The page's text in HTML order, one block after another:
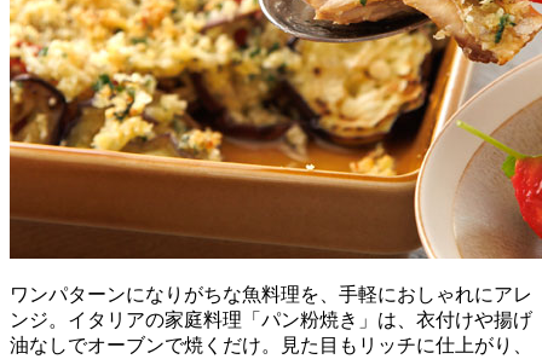
ワンパターンになりがちな魚料理を、手軽におしゃれにアレ
ンジ。イタリアの家庭料理「パン粉焼き」は、衣付けや揚げ
油なしでオーブンで焼くだけ。見た目もリッチに仕上がり、